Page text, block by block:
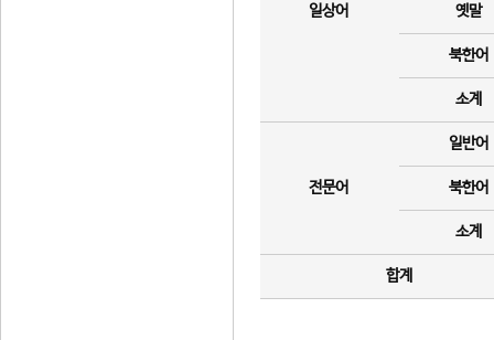
일상어 옛말
북한어
소계
전문어
일반어
북한어
소계
합계